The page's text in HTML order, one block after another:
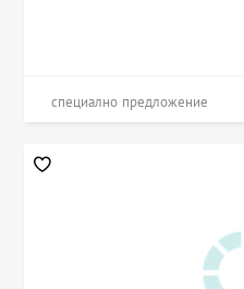
специално предложение